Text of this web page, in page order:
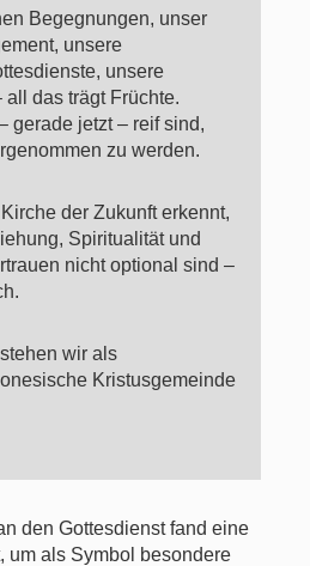
Begegnungen, unser
unsere
unsere
all das trägt Früchte.
gerade jetzt – reif sind,
zu werden.
der Zukunft erkennt,
Spiritualität und
nicht optional sind –
wir als
Kristusgemeinde
den Gottesdienst fand eine
um als Symbol besondere